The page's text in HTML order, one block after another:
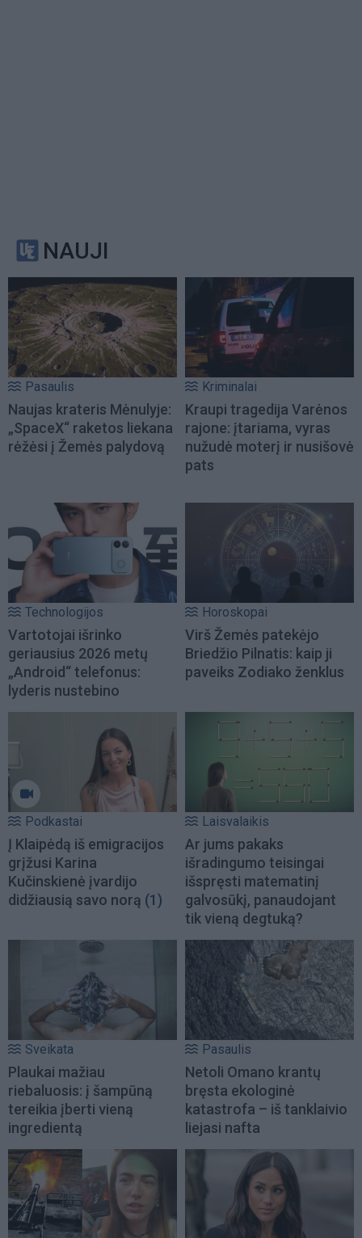
NAUJI
Pasaulis
Naujas krateris Mėnulyje:
„SpaceX“ raketos liekana
rėžėsi į Žemės palydovą
Kriminalai
Kraupi tragedija Varėnos
rajone: įtariama, vyras
nužudė moterį ir nusišovė
pats
Technologijos
Vartotojai išrinko
geriausius 2026 metų
„Android“ telefonus:
lyderis nustebino
Horoskopai
Virš Žemės patekėjo
Briedžio Pilnatis: kaip ji
paveiks Zodiako ženklus
Podkastai
Į Klaipėdą iš emigracijos
grįžusi Karina
Kučinskienė įvardijo
didžiausią savo norą (1)
Laisvalaikis
Ar jums pakaks
išradingumo teisingai
išspręsti matematinį
galvosūkį, panaudojant
tik vieną degtuką?
Sveikata
Plaukai mažiau
riebaluosis: į šampūną
tereikia įberti vieną
ingredientą
Pasaulis
Netoli Omano krantų
bręsta ekologinė
katastrofa – iš tanklaivio
liejasi nafta